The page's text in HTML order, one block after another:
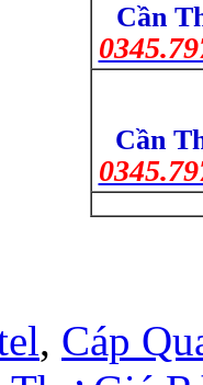
Cần
Cần
, Cáp